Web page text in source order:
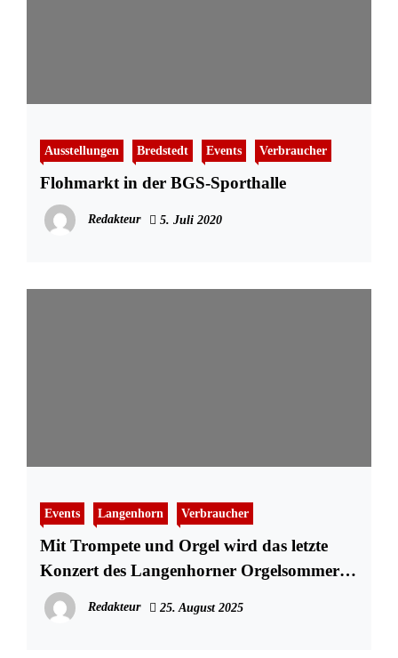
Ausstellungen Bredstedt Events Verbraucher
Flohmarkt in der BGS-Sporthalle
Redakteur 5. Juli 2020
Events Langenhorn Verbraucher
Mit Trompete und Orgel wird das letzte
Konzert des Langenhorner Orgelsommers
bestritten
Redakteur 25. August 2025